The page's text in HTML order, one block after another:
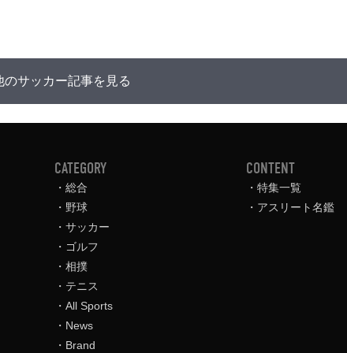
のサッカー記事を見る
CATEGORY
総合
野球
サッカー
ゴルフ
相撲
テニス
All Sports
News
Brand
CONTENT
特集一覧
アスリート名鑑